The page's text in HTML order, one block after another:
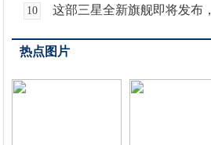
10 这部三星全新旗舰即将发布，
热点图片